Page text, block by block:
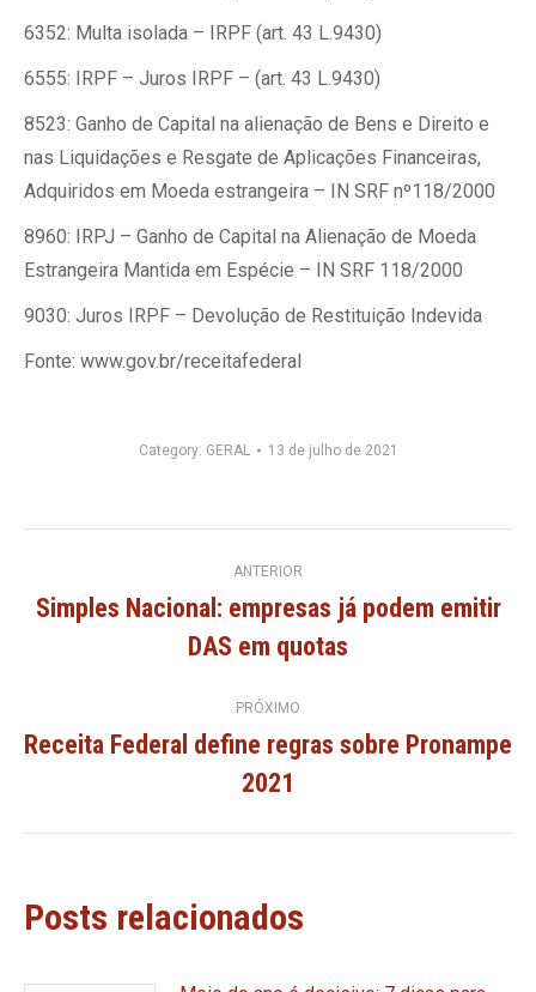
6352: Multa isolada – IRPF (art. 43 L.9430)
6555: IRPF – Juros IRPF – (art. 43 L.9430)
8523: Ganho de Capital na alienação de Bens e Direito e
nas Liquidações e Resgate de Aplicações Financeiras,
Adquiridos em Moeda estrangeira – IN SRF nº118/2000
8960: IRPJ – Ganho de Capital na Alienação de Moeda
Estrangeira Mantida em Espécie – IN SRF 118/2000
9030: Juros IRPF – Devolução de Restituição Indevida
Fonte: www.gov.br/receitafederal
Category: GERAL 13 de julho de 2021
Navegação
de
ANTERIOR
anterior:
Simples Nacional: empresas já podem emitir
DAS em quotas
PRÓXIMO
Próximo
post:
Receita Federal define regras sobre Pronampe
2021
Posts relacionados